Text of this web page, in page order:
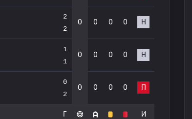
2
2
0 0 0 0 Н
1
1
0 0 0 0 Н
0
2
0 0 0 0 П
Г И